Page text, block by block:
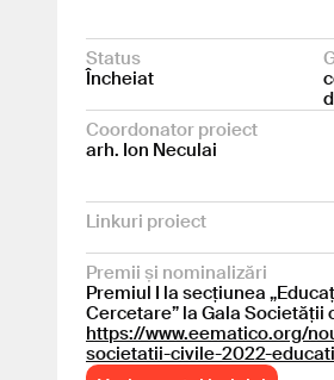
Status
Încheiat
Coordonator proiect
arh. Ion Neculai
Linkuri proiect
Premii și nominalizări
Premiul I la secțiunea
Cercetare” la Gala Societății
https://www.eematico.org/
societatii-civile-2022-